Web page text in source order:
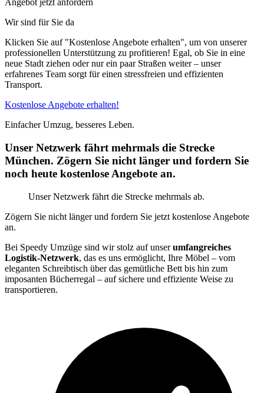
Angebot jetzt anfordern
Wir sind für Sie da
Klicken Sie auf "Kostenlose Angebote erhalten", um von unserer
professionellen Unterstützung zu profitieren! Egal, ob Sie in eine
neue Stadt ziehen oder nur ein paar Straßen weiter – unser
erfahrenes Team sorgt für einen stressfreien und effizienten
Transport.
Kostenlose Angebote erhalten!
Einfacher Umzug, besseres Leben.
Unser Netzwerk fährt mehrmals die Strecke
München. Zögern Sie nicht länger und fordern Sie
noch heute kostenlose Angebote an.
Unser Netzwerk fährt die Strecke mehrmals ab.
Zögern Sie nicht länger und fordern Sie jetzt kostenlose Angebote
an.
Bei Speedy Umzüge sind wir stolz auf unserumfangreiches
Logistik-Netzwerk, das es uns ermöglicht, Ihre Möbel – vom
eleganten Schreibtisch über das gemütliche Bett bis hin zum
imposanten Bücherregal – auf sichere und effiziente Weise zu
transportieren.